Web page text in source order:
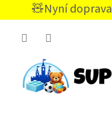
🧸Nyní CZK